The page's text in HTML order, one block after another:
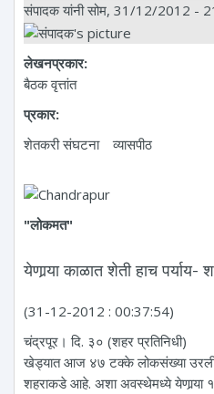
संपादकयांनी सोम, 31/12/2012 -
लेखनप्रकार:
बैठक वृत्तांत
प्रकार:
शेतकरी संघटना
व्यासपीठ
"लोकमत"
येणार्‍या काळात शेती हाच पर्याय-
(31-12-2012 : 00:37:54)
चंद्रपूर। दि. ३० (शहर प्रतिनिधी)
खेड्यात आज ४७ टक्के लोकसंख्या
शहराकडे आहे. अशा अवस्थेमध्ये येणार्‍या